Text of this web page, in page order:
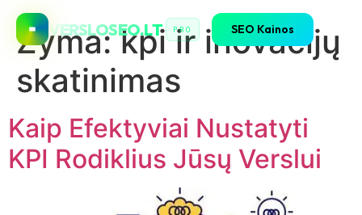
VERSLOSEO.LT PRO SEO Kainos
Žyma:kpi ir inovacijų
skatinimas
Kaip Efektyviai Nustatyti
KPI Rodiklius Jūsų Verslui